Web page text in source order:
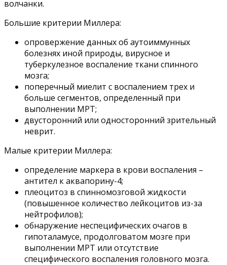
волчанки.
Большие критерии Миллера:
опровержение данных об аутоиммунных
болезнях иной природы, вирусное и
туберкулезное воспаление ткани спинного
мозга;
поперечный миелит с воспалением трех и
больше сегментов, определенный при
выполнении МРТ;
двусторонний или односторонний зрительный
неврит.
Малые критерии Миллера:
определение маркера в крови воспаления –
антител к аквапорину-4;
плеоцитоз в спинномозговой жидкости
(повышенное количество лейкоцитов из-за
нейтрофилов);
обнаружение неспецифических очагов в
гипоталамусе, продолговатом мозге при
выполнении МРТ или отсутствие
специфического воспаления головного мозга.